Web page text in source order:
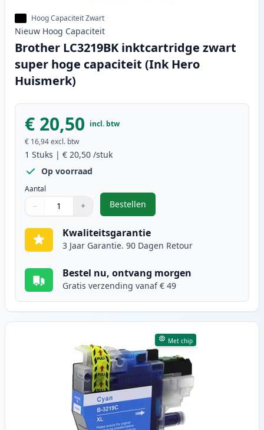
Hoog Capaciteit Zwart
Nieuw Hoog Capaciteit
Brother LC3219BK inktcartridge zwart
super hoge capaciteit (Ink Hero
Huismerk)
€ 20,50 incl. btw
€ 16,94excl. btw
1 Stuks | € 20,50 /stuk
Op voorraad
Aantal
Gebruik de knoppen om aan te passen
− +
1
Bestellen
,Brother LC3219BK inktcartridge
Kwaliteitsgarantie
3 Jaar Garantie. 90 Dagen Retour
Bestel nu, ontvang morgen
Gratis verzending vanaf € 49
Met chip